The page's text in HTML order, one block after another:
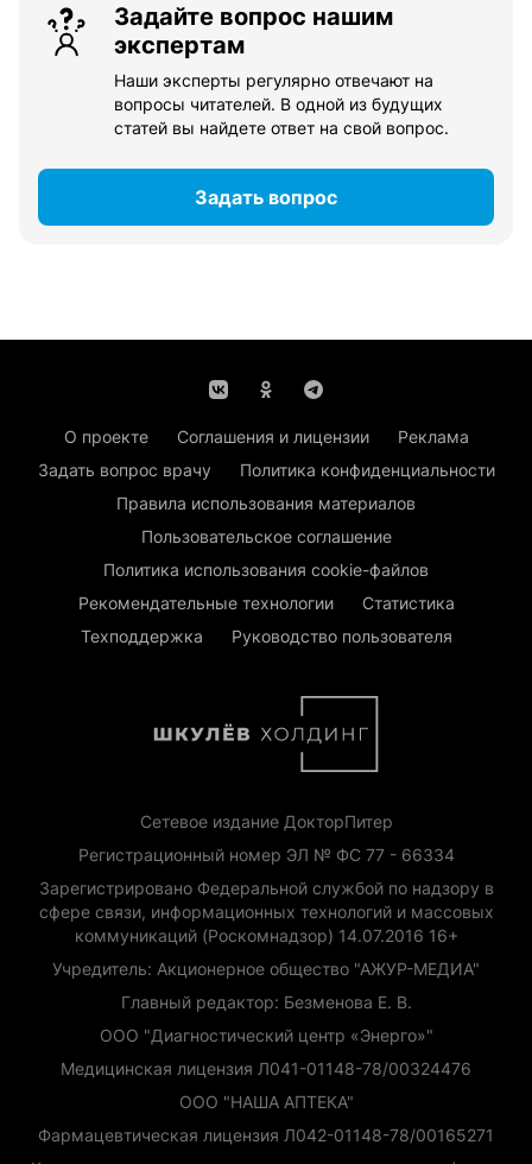
Задайте вопрос нашим
экспертам
Наши эксперты регулярно отвечают на
вопросы читателей. В одной из будущих
статей вы найдете ответ на свой вопрос.
Задать вопрос
О проекте Соглашения и лицензии
Реклама
Задать вопрос врачу
Политика конфиденциальности
Правила использования материалов
Пользовательское соглашение
Политика использования cookie-файлов
Рекомендательные технологии
Статистика
Техподдержка
Руководство пользователя
Сетевое издание ДокторПитер
Регистрационный номер ЭЛ № ФС 77 - 66334
Зарегистрировано Федеральной службой по надзору в
сфере связи, информационных технологий и массовых
коммуникаций (Роскомнадзор) 14.07.2016 16+
Учредитель: Акционерное общество "АЖУР-МЕДИА"
Главный редактор: Безменова Е. В.
ООО "Диагностический центр «Энерго»"
Медицинская лицензия Л041-01148-78/00324476
ООО "НАША АПТЕКА"
Фармацевтическая лицензия Л042-01148-78/00165271